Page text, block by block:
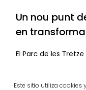
Este sitio utiliza
Un nou punt
en
El Parc de les
acompanyar els